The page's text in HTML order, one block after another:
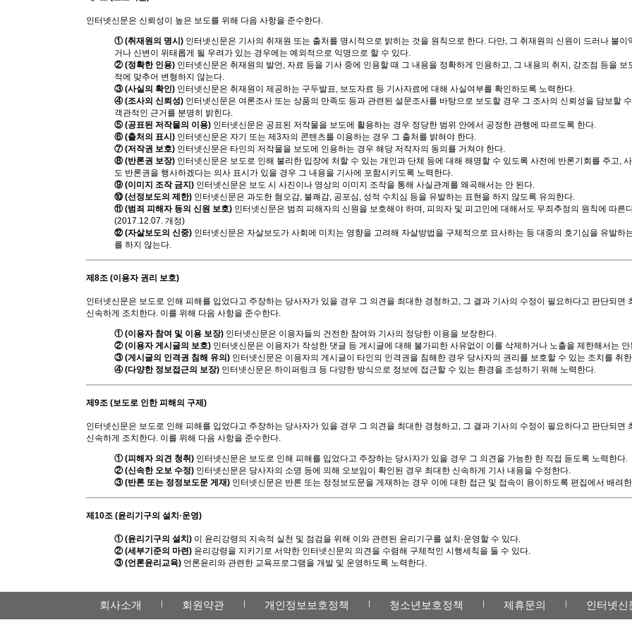
인터넷신문은 신뢰성이 높은 보도를 위해 다음 사항을 준수한다.
① (취재원의 명시) 인터넷신문은 기사의 취재원 또는 출처를 명시적으로 밝히는 것을 원칙으로 한다. 다만, 그 취재원의 신원이 드러나 불이
거나 신변이 위태롭게 될 우려가 있는 경우에는 예외적으로 익명으로 할 수 있다.
② (정확한 인용) 인터넷신문은 취재원의 발언, 자료 등을 기사 중에 인용할 때 그 내용을 정확하게 인용하고, 그 내용의 취지, 강조점 등을 보
적에 맞추어 변형하지 않는다.
③ (사실의 확인) 인터넷신문은 취재원이 제공하는 구두발표, 보도자료 등 기사자료에 대해 사실여부를 확인하도록 노력한다.
④ (조사의 신뢰성) 인터넷신문은 여론조사 또는 상품의 만족도 등과 관련된 설문조사를 바탕으로 보도할 경우 그 조사의 신뢰성을 담보할
객관적인 근거를 분명히 밝힌다.
⑤ (공표된 저작물의 이용) 인터넷신문은 공표된 저작물을 보도에 활용하는 경우 정당한 범위 안에서 공정한 관행에 따르도록 한다.
⑥ (출처의 표시) 인터넷신문은 자기 또는 제3자의 콘텐츠를 이용하는 경우 그 출처를 밝혀야 한다.
⑦ (저작권 보호) 인터넷신문은 타인의 저작물을 보도에 인용하는 경우 해당 저작자의 동의를 거쳐야 한다.
⑧ (반론권 보장) 인터넷신문은 보도로 인해 불리한 입장에 처할 수 있는 개인과 단체 등에 대해 해명할 수 있도록 사전에 반론기회를 주고,
도 반론권을 행사하겠다는 의사 표시가 있을 경우 그 내용을 기사에 포함시키도록 노력한다.
⑨ (이미지 조작 금지) 인터넷신문은 보도 시 사진이나 영상의 이미지 조작을 통해 사실관계를 왜곡해서는 안 된다.
⑩ (선정보도의 제한) 인터넷신문은 과도한 혐오감, 불쾌감, 공포심, 성적 수치심 등을 유발하는 표현을 하지 않도록 유의한다.
⑪ (범죄 피해자 등의 신원 보호) 인터넷신문은 범죄 피해자의 신원을 보호해야 하며, 피의자 및 피고인에 대해서도 무죄추정의 원칙에 따른
(2017.12.07. 개정)
⑫ (자살보도의 신중) 인터넷신문은 자살보도가 사회에 미치는 영향을 고려해 자살방법을 구체적으로 묘사하는 등 대중의 호기심을 유발하
를 하지 않는다.
제8조 (이용자 권리 보호)
인터넷신문은 보도로 인해 피해를 입었다고 주장하는 당사자가 있을 경우 그 의견을 최대한 경청하고, 그 결과 기사의 수정이 필요하다고 판단되면
신속하게 조치한다. 이를 위해 다음 사항을 준수한다.
① (이용자 참여 및 이용 보장) 인터넷신문은 이용자들의 건전한 참여와 기사의 정당한 이용을 보장한다.
② (이용자 게시글의 보호) 인터넷신문은 이용자가 작성한 댓글 등 게시글에 대해 불가피한 사유없이 이를 삭제하거나 노출을 제한해서는 안
③ (게시글의 인격권 침해 유의) 인터넷신문은 이용자의 게시글이 타인의 인격권을 침해한 경우 당사자의 권리를 보호할 수 있는 조치를 취
④ (다양한 정보접근의 보장) 인터넷신문은 하이퍼링크 등 다양한 방식으로 정보에 접근할 수 있는 환경을 조성하기 위해 노력한다.
제9조 (보도로 인한 피해의 구제)
인터넷신문은 보도로 인해 피해를 입었다고 주장하는 당사자가 있을 경우 그 의견을 최대한 경청하고, 그 결과 기사의 수정이 필요하다고 판단되면
신속하게 조치한다. 이를 위해 다음 사항을 준수한다.
① (피해자 의견 청취) 인터넷신문은 보도로 인해 피해를 입었다고 주장하는 당사자가 있을 경우 그 의견을 가능한 한 직접 듣도록 노력한다.
② (신속한 오보 수정) 인터넷신문은 당사자의 소명 등에 의해 오보임이 확인된 경우 최대한 신속하게 기사 내용을 수정한다.
③ (반론 또는 정정보도문 게재) 인터넷신문은 반론 또는 정정보도문을 게재하는 경우 이에 대한 접근 및 접속이 용이하도록 편집에서 배려
제10조 (윤리기구의 설치·운영)
① (윤리기구의 설치) 이 윤리강령의 지속적 실천 및 점검을 위해 이와 관련된 윤리기구를 설치·운영할 수 있다.
② (세부기준의 마련) 윤리강령을 지키기로 서약한 인터넷신문의 의견을 수렴해 구체적인 시행세칙을 둘 수 있다.
③ (언론윤리교육) 언론윤리와 관련한 교육프로그램을 개발 및 운영하도록 노력한다.
회사소개 회원약관 개인정보보호정책 청소년보호정책 제휴문의 인터넷신